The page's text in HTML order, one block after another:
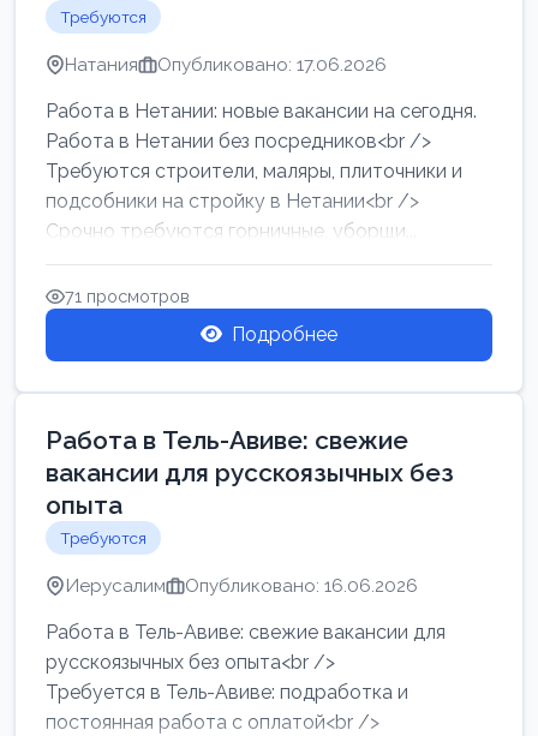
Требуются
Натания Опубликовано: 17.06.2026
Работа в Нетании: новые вакансии на сегодня.
Работа в Нетании без посредников<br />
Требуются строители, маляры, плиточники и
подсобники на стройку в Нетании<br />
Срочно требуются горничные, уборщи...
71 просмотров
Подробнее
Работа в Тель-Авиве: свежие
вакансии для русскоязычных без
опыта
Требуются
Иерусалим Опубликовано: 16.06.2026
Работа в Тель-Авиве: свежие вакансии для
русскоязычных без опыта<br />
Требуется в Тель-Авиве: подработка и
постоянная работа с оплатой<br />